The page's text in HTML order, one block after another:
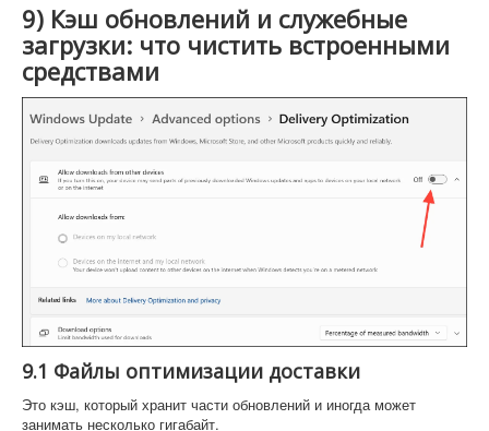
9) Кэш обновлений и служебные
загрузки: что чистить встроенными
средствами
9.1 Файлы оптимизации доставки
Это кэш, который хранит части обновлений и иногда может
занимать несколько гигабайт.